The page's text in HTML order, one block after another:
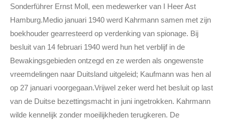
Sonderführer Ernst Moll, een medewerker van I Heer Ast
Hamburg.Medio januari 1940 werd Kahrmann samen met zijn
boekhouder gearresteerd op verdenking van spionage. Bij
besluit van 14 februari 1940 werd hun het verblijf in de
Bewakingsgebieden ontzegd en ze werden als ongewenste
vreemdelingen naar Duitsland uitgeleid; Kaufmann was hen al
op 27 januari voorgegaan.Vrijwel zeker werd het besluit op last
van de Duitse bezettingsmacht in juni ingetrokken. Kahrmann
wilde kennelijk zonder moeilijkheden terugkeren. De